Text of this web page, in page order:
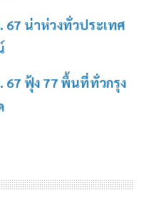
67 น่าห่วงทั่วประเทศ
67 ฟุ้ง 77 พื้นที่ทั่วกรุง